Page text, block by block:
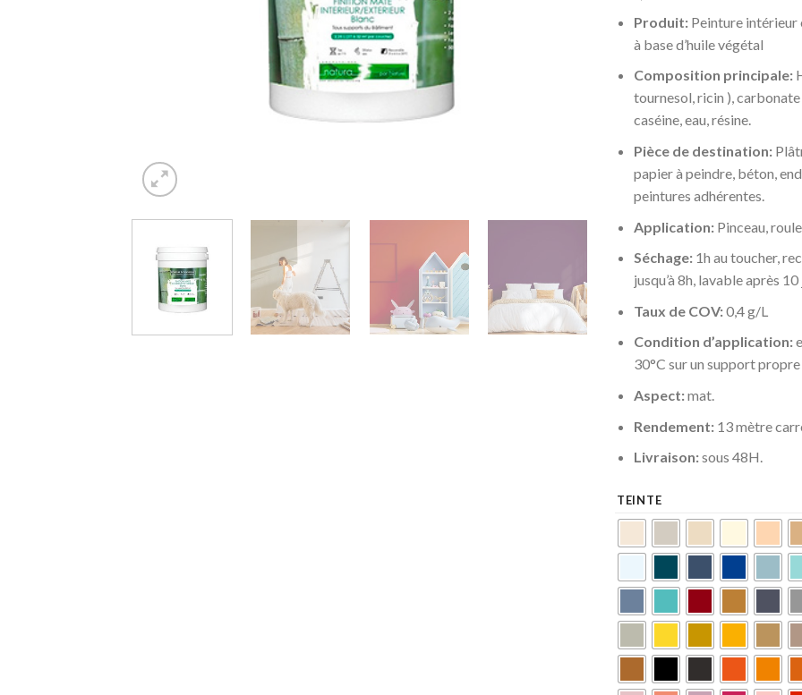
Produit: Peinture
à base d’huile végétal
Composition principale:
tournesol, ricin ),
caséine, eau, résine.
Pièce de destination:
papier à peindre, béton,
peintures adhérentes.
Application: Pinceau,
Séchage: 1h au toucher,
jusqu’à 8h, lavable après
Taux de COV:0,4 g/L
Condition d’application:
30°C sur un support propre
Aspect:mat.
Rendement: 13 mètre
Livraison:sous 48H.
TEINTE